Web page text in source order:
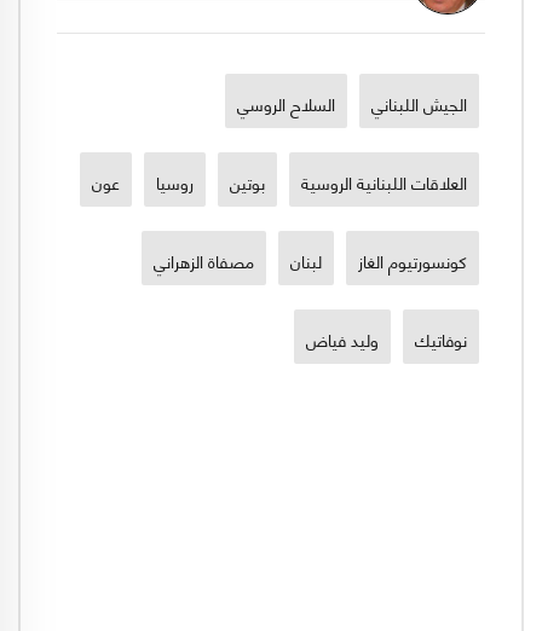
الجيش اللبناني السلاح الروسي
العلاقات اللبنانية الروسية بوتين روسيا عون
كونسورتيوم الغاز لبنان مصفاة الزهراني
نوفاتيك وليد فياض